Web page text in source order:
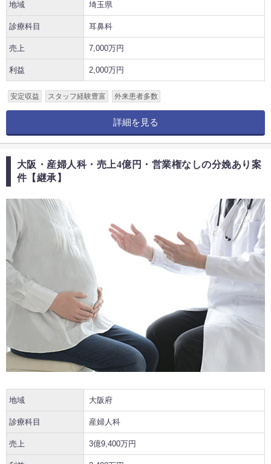
地域 埼玉県
診療科目 耳鼻科
売上 7,000万円
利益 2,000万円
安定収益 スタッフ経験豊富 外来患者多数
詳細を見る
大阪・産婦人科・売上4億円・営業権なしの分娩あり案
件【継承】
地域 大阪府
診療科目 産婦人科
売上 3億9,400万円